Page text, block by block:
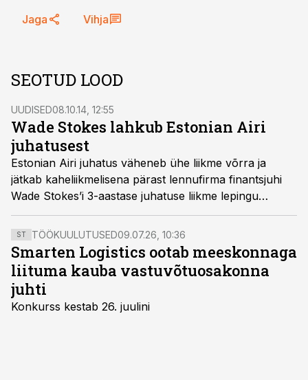
Jaga Vihja
SEOTUD LOOD
UUDISED08.10.14, 12:55
Wade Stokes lahkub Estonian Airi
juhatusest
Estonian Airi juhatus väheneb ühe liikme võrra ja
jätkab kaheliikmelisena pärast lennufirma finantsjuhi
Wade Stokes’i 3-aastase juhatuse liikme lepingu
lõppemist oktoobri alguses.
ST TÖÖKUULUTUSED09.07.26, 10:36
Smarten Logistics ootab meeskonnaga
liituma kauba vastuvõtuosakonna
juhti
Konkurss kestab 26. juulini